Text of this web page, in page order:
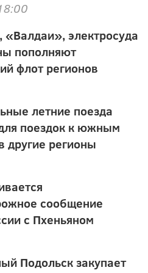
электросуда
пополняют
флот регионов
летние поезда
поездок к южным
другие регионы
сообщение
с Пхеньяном
Подольск закупает